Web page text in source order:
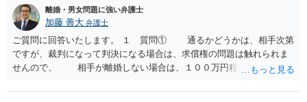
離婚・男女問題に強い弁護士
加藤 善大 弁護士
ご質問に回答いたします。 １ 質問① 通るかどうかは、相手次第
ですが、裁判になって判決になる場合は、求償権の問題は触れられま
せんので、 相手が離婚しない場合は、１００万円程度となる可能
するデメリットはありますから（経済的、時間的、精神的負担等）、